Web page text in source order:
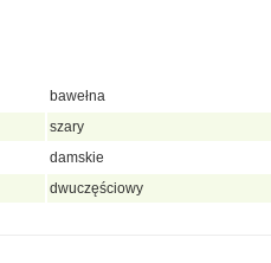
bawełna
szary
damskie
dwuczęściowy